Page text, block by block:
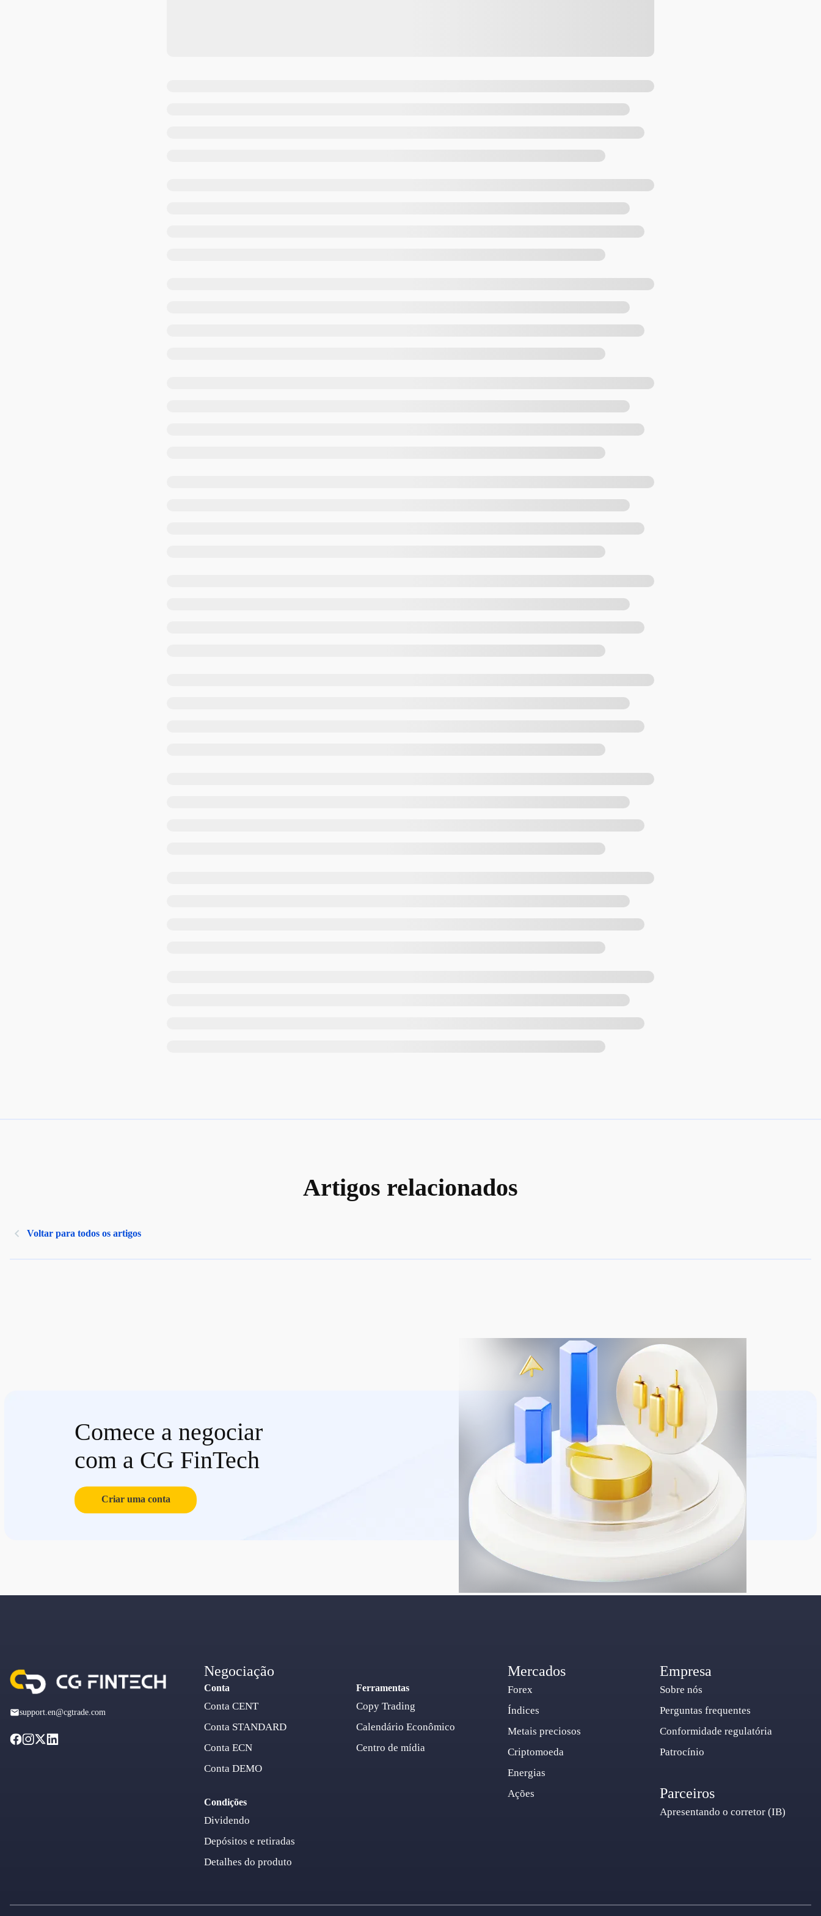
Artigos relacionados
Voltar para todos os artigos
Comece a negociar
com a CG FinTech
Criar uma conta
support.en@cgtrade.com
Negociação
Conta
Conta CENT
Conta STANDARD
Conta ECN
Conta DEMO
Condições
Dividendo
Depósitos e retiradas
Detalhes do produto
Ferramentas
Copy Trading
Calendário Econômico
Centro de mídia
Mercados
Forex
Índices
Metais preciosos
Criptomoeda
Energias
Ações
Empresa
Sobre nós
Perguntas frequentes
Conformidade regulatória
Patrocínio
Parceiros
Apresentando o corretor (IB)